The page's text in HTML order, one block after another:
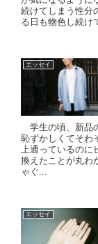
続けてしまう性分
る日も物色し続け
エッセイ
学生の頃、新品
恥ずかしくてそわ
上通っているのに
換えたことが丸わ
ゃぐ...
エッセイ